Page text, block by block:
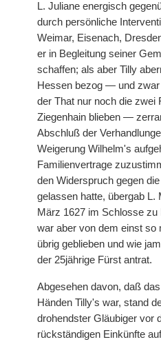
L. Juliane energisch
durch persönliche
Weimar, Eisenach,
er in Begleitung seiner
schaffen; als aber Tilly
Hessen bezog — und
der That nur noch die zwei
Ziegenhain blieben —
Abschluß der
Weigerung Wilhelm's
Familienvertrage
den Widerspruch gegen
gelassen hatte, übergab L.
März 1627 im Schlosse
war aber von dem einst so
übrig geblieben und wie
der 25jährige Fürst antrat.
Abgesehen davon, daß
Händen Tilly's war, stand
drohendster Gläubiger vor
rückständigen Einkünfte